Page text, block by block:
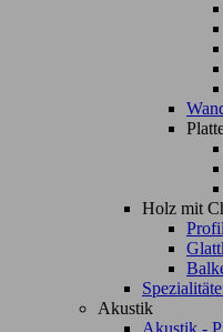
Holz mit
Akustik